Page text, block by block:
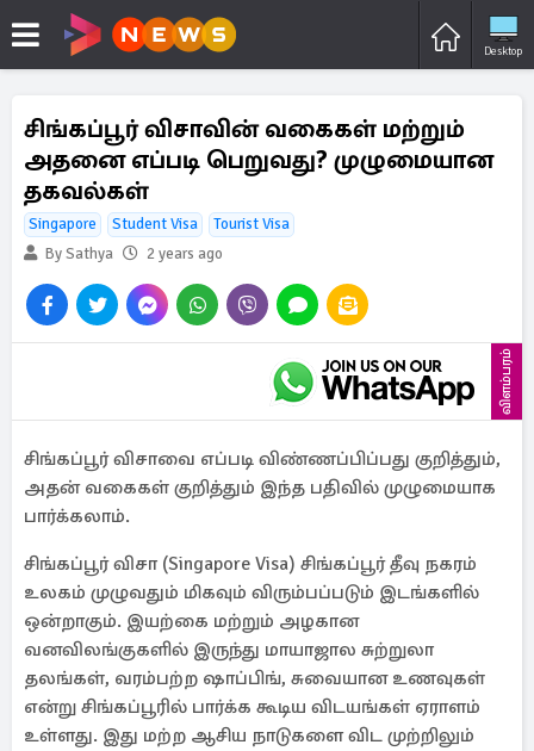
Desktop
சிங்கப்பூர் விசாவின் வகைகள் மற்றும்
அதனை எப்படி பெறுவது? முழுமையான
தகவல்கள்
Singapore Student Visa
Tourist Visa
By Sathya
2 years ago
விளம்பரம்
சிங்கப்பூர் விசாவை எப்படி விண்ணப்பிப்பது குறித்தும்,
அதன் வகைகள் குறித்தும் இந்த பதிவில் முழுமையாக
பார்க்கலாம்.
சிங்கப்பூர் விசா (Singapore Visa) சிங்கப்பூர் தீவு நகரம்
உலகம் முழுவதும் மிகவும் விரும்பப்படும் இடங்களில்
ஒன்றாகும். இயற்கை மற்றும் அழகான
வனவிலங்குகளில் இருந்து மாயாஜால சுற்றுலா
தலங்கள், வரம்பற்ற ஷாப்பிங், சுவையான உணவுகள்
என்று சிங்கப்பூரில் பார்க்க கூடிய விடயங்கள் ஏராளம்
உள்ளது. இது மற்ற ஆசிய நாடுகளை விட முற்றிலும்